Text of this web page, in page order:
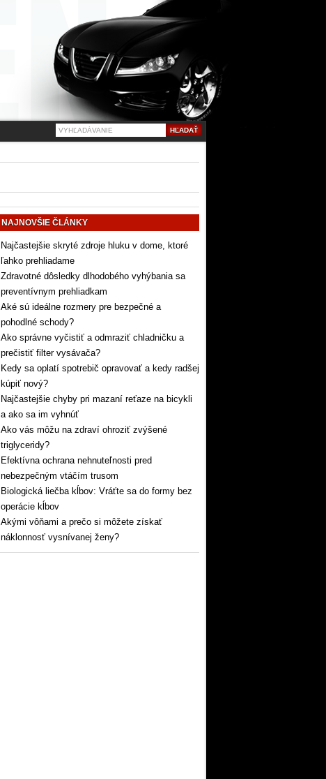
NAJNOVŠIE ČLÁNKY
Najčastejšie skryté zdroje hluku v dome, ktoré
ľahko prehliadame
Zdravotné dôsledky dlhodobého vyhýbania sa
preventívnym prehliadkam
Aké sú ideálne rozmery pre bezpečné a
pohodlné schody?
Ako správne vyčistiť a odmraziť chladničku a
prečistiť filter vysávača?
Kedy sa oplatí spotrebič opravovať a kedy radšej
kúpiť nový?
Najčastejšie chyby pri mazaní reťaze na bicykli
a ako sa im vyhnúť
Ako vás môžu na zdraví ohroziť zvýšené
triglyceridy?
Efektívna ochrana nehnuteľnosti pred
nebezpečným vtáčím trusom
Biologická liečba kĺbov: Vráťte sa do formy bez
operácie kĺbov
Akými vôňami a prečo si môžete získať
náklonnosť vysnívanej ženy?